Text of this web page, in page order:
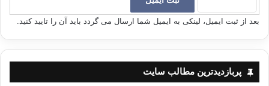
به خدا است‌. چه عقیده‌ي مؤمن‌، مـیهن او
آغل …که چهارپایان بر آن جمع آیند …
مؤمن دارای اصل و نسب ریشه‌داری است‌که ریشـه در روزگاران دارد. او
بعد از ثبت ایمیل، لینکی به ایمیل شما ارسال می گردد باید آن را تایید کنید.
پربازدیدترین مطالب سایت